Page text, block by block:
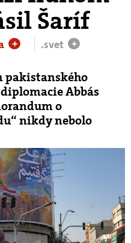
Šaríf
+ .svet +
pakistanského
Abbás
o
nikdy nebolo